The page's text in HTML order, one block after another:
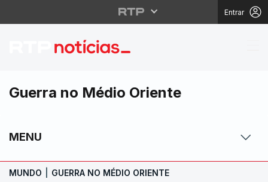
Entrar
Trump diz que o Irão
Guerra no Médio Oriente
MENU
MUNDO GUERRA NO MÉDIO ORIENTE